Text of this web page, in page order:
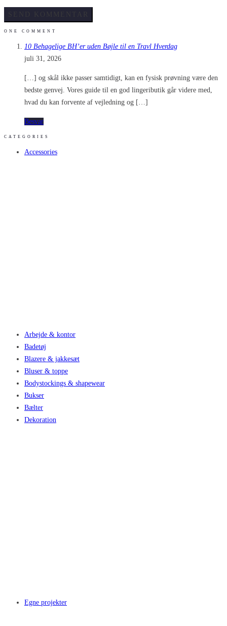
ONE COMMENT
10 Behagelige BH’er uden Bøjle til en Travl Hverdag
juli 31, 2026
[…] og skål ikke passer samtidigt, kan en fysisk prøvning være den
bedste genvej. Vores guide til en god lingeributik går videre med,
hvad du kan forvente af vejledning og […]
Besvar
CATEGORIES
Accessories
Arbejde & kontor
Badetøj
Blazere & jakkesæt
Bluser & toppe
Bodystockings & shapewear
Bukser
Bælter
Dekoration
Egne projekter